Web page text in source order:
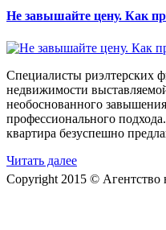
Не завышайте цену. Как
Специалисты риэлтерских
недвижимости
необоснованного
профессионального
квартира безуспешно
Читать далее
Copyright 2015 © Агентство